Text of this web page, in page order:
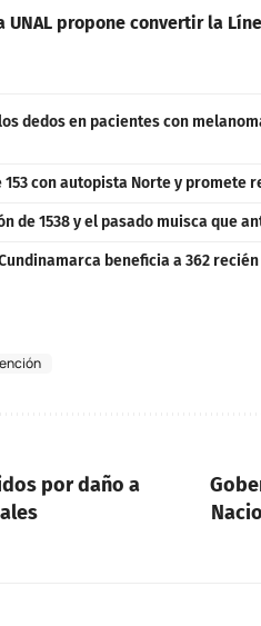
UNAL propone convertir la
dedos en pacientes con
con autopista Norte y promete
de 1538 y el pasado muisca que
beneficia a 362
por daño a